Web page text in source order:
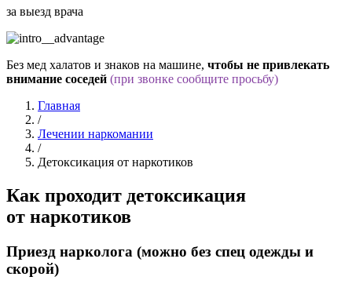
за выезд врача
Без мед халатов и знаков на машине, чтобы не привлекать
внимание соседей (при звонке сообщите просьбу)
Главная
/
Лечении наркомании
/
Детоксикация от наркотиков
Как проходит детоксикация
от наркотиков
Приезд нарколога (можно без спец одежды и
скорой)